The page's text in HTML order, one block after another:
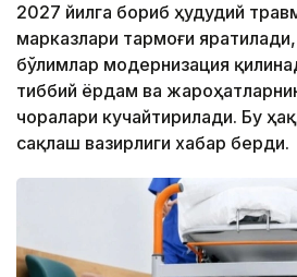
2027 йилга бориб ҳудудий
марказлари тармоғи
бўлимлар модернизация
тиббий ёрдам ва
чоралари кучайтирилади. Бу
сақлаш вазирлиги хабар берди.